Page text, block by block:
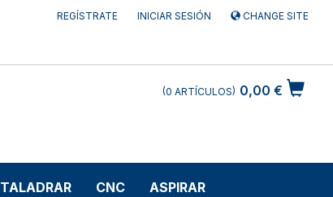
REGÍSTRATE INICIAR SESIÓN CHANGE SITE
0,00 €
0 ARTÍCULOS
TALADRAR CNC ASPIRAR